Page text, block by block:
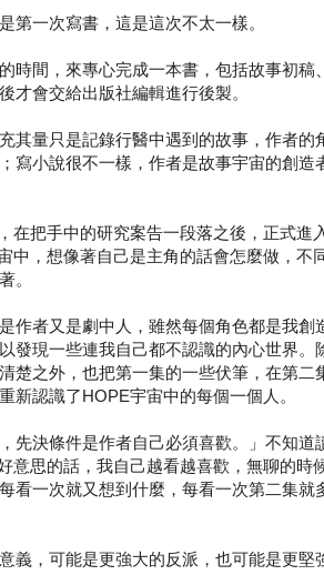
第一次寫書，這是這次不太一樣。
時間，來專心完成一本書，包括故事初稿
才會交給出版社編輯進行後製。
其量只是記錄行醫中遇到的故事，作者的
寫小說很不一樣，作者是故事宇宙的創造
在把手中的研究案告一段落之後，正式進
中，想像著自己是主角的話會怎麼做，不
。
作者又是劇中人，雖然每個角色都是我創
發現一些連我自己都不認識的內心世界。
楚之外，也把第一集的一些伏筆，在第二
新認識了HOPE宇宙中的每個一個人。
先決條件是作者自己必須喜歡。」不知道
意思的話，我自己越看越喜歡，無聊的時
看一次就又想到什麼，每看一次第二集就
義，可能是更強大的反派，也可能是更堅